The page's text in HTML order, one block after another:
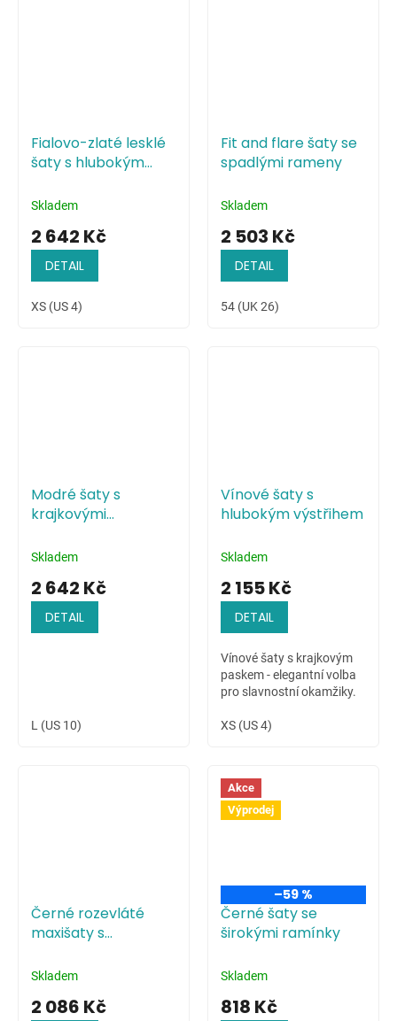
Fialovo-zlaté lesklé
šaty s hlubokým
zády
Skladem
2 642 Kč
DETAIL
XS (US 4)
Fit and flare šaty se
spadlými rameny
Skladem
2 503 Kč
DETAIL
54 (UK 26)
Modré šaty s
krajkovými
Skladem
2 642 Kč
DETAIL
L (US 10)
Vínové šaty s
hlubokým výstřihem
Skladem
2 155 Kč
DETAIL
Vínové šaty s krajkovým
paskem - elegantní volba
pro slavnostní okamžiky.
XS (US 4)
Černé rozevláté
maxišaty s
potiskem
Skladem
2 086 Kč
Akce
Výprodej
–59 %
Černé šaty se
širokými ramínky
Skladem
818 Kč